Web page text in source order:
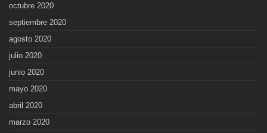
octubre 2020
septiembre 2020
agosto 2020
julio 2020
junio 2020
mayo 2020
abril 2020
marzo 2020